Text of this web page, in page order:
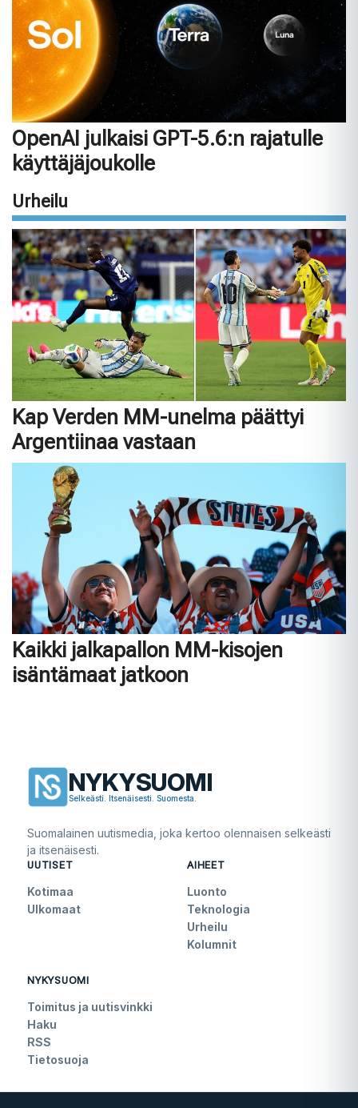
OpenAI julkaisi GPT-5.6:n rajatulle
käyttäjäjoukolle
Urheilu
Kap Verden MM-unelma päättyi
Argentiinaa vastaan
Kaikki jalkapallon MM-kisojen
isäntämaat jatkoon
NYKYSUOMI
Selkeästi. Itsenäisesti. Suomesta.
Suomalainen uutismedia, joka kertoo olennaisen selkeästi
ja itsenäisesti.
UUTISET
Kotimaa
Ulkomaat
AIHEET
Luonto
Teknologia
Urheilu
Kolumnit
NYKYSUOMI
Toimitus ja uutisvinkki
Haku
RSS
Tietosuoja